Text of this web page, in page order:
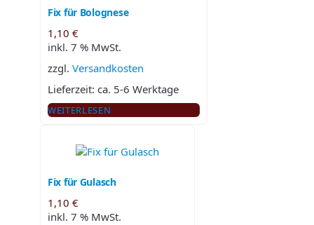
Fix für Bolognese
1,10 €
inkl. 7 % MwSt.
zzgl. Versandkosten
Lieferzeit: ca. 5-6 Werktage
WEITERLESEN
Fix für Gulasch
1,10 €
inkl. 7 % MwSt.